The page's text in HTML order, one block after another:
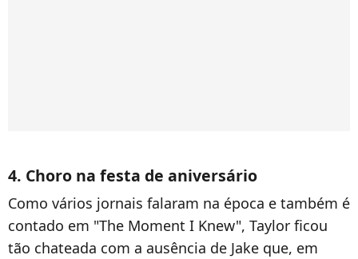
4. Choro na festa de aniversário
Como vários jornais falaram na época e também é
contado em "The Moment I Knew", Taylor ficou
tão chateada com a ausência de Jake que, em